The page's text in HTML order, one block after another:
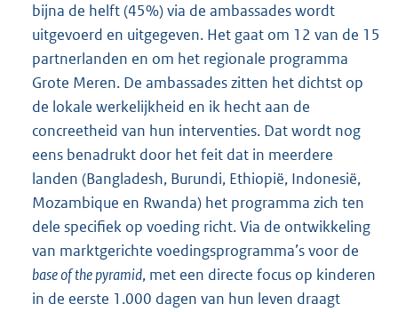
bijna de helft (45%) via de ambassades wordt
uitgevoerd en uitgegeven. Het gaat om 12 van de 15
partnerlanden en om het regionale programma
Grote Meren. De ambassades zitten het dichtst op
de lokale werkelijkheid en ik hecht aan de
concreetheid van hun interventies. Dat wordt nog
eens benadrukt door het feit dat in meerdere
landen (Bangladesh, Burundi, Ethiopië, Indonesië,
Mozambique en Rwanda) het programma zich ten
dele specifiek op voeding richt. Via de ontwikkeling
van marktgerichte voedingsprogramma’s voor de
base of the pyramid, met een directe focus op kinderen
in de eerste 1.000 dagen van hun leven draagt